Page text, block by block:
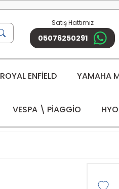
Satış Hattımız
05076250291
ROYAL ENFİELD YAMAHA
VESPA \ PİAGGİO